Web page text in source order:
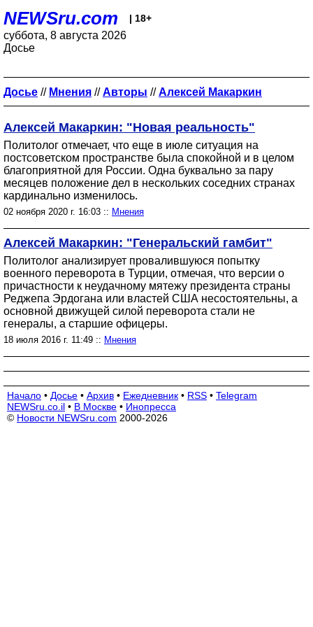
NEWSru.com | 18+
суббота, 8 августа 2026
Досье
Досье // Мнения //Авторы //Алексей Макаркин
Алексей Макаркин: "Новая реальность"
Политолог отмечает, что еще в июле ситуация на
постсоветском пространстве была спокойной и в целом
благоприятной для России. Одна буквально за пару
месяцев положение дел в нескольких соседних странах
кардинально изменилось.
02 ноября 2020 г. 16:03 :: Мнения
Алексей Макаркин: "Генеральский гамбит"
Политолог анализирует провалившуюся попытку
военного переворота в Турции, отмечая, что версии о
причастности к неудачному мятежу президента страны
Реджепа Эрдогана или властей США несостоятельны, а
основной движущей силой переворота стали не
генералы, а старшие офицеры.
18 июля 2016 г. 11:49 :: Мнения
Начало • Досье • Архив • Ежедневник • RSS • Telegram
NEWSru.co.il • В Москве • Инопресса
© Новости NEWSru.com 2000-2026